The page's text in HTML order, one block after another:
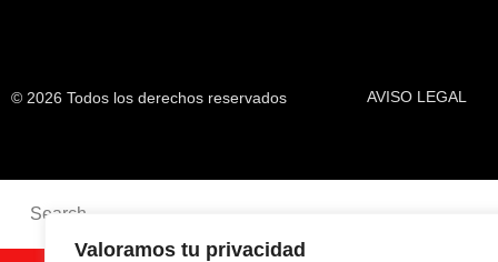
Valoramos tu privacidad
© 2026 Todos los derechos reservados AVISO LEGAL